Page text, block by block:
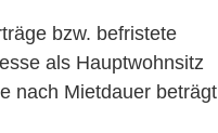
bzw. befristete
als Hauptwohnsitz
nach Mietdauer beträgt